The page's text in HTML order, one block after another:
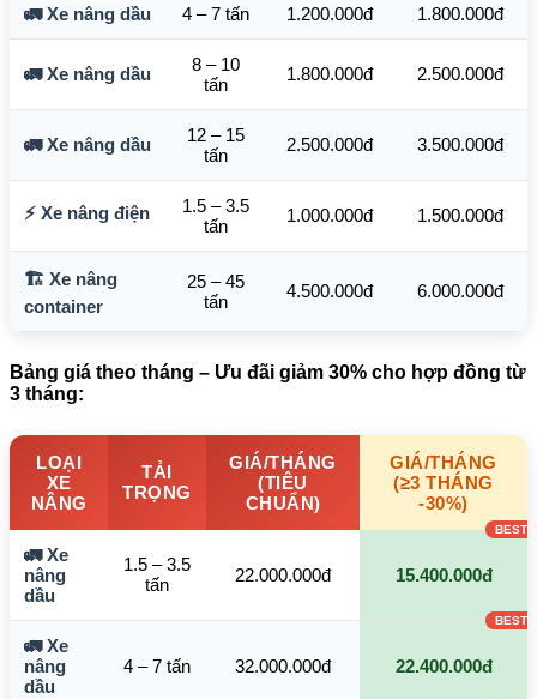
🚛 Xe nâng dầu 4 – 7 tấn 1.200.000đ 1.800.000đ
🚛 Xe nâng dầu
8 – 10
tấn
1.800.000đ 2.500.000đ
🚛 Xe nâng dầu
12 – 15
tấn
2.500.000đ 3.500.000đ
⚡ Xe nâng điện
1.5 – 3.5
tấn
1.000.000đ 1.500.000đ
🏗️ Xe nâng
container
25 – 45
tấn
4.500.000đ 6.000.000đ
Bảng giá theo tháng – Ưu đãi giảm 30% cho hợp đồng từ
3 tháng:
LOẠI
XE
NÂNG
TẢI
TRỌNG
GIÁ/THÁNG
(TIÊU
CHUẨN)
GIÁ/THÁNG
(≥3 THÁNG
-30%)
🚛 Xe
nâng
dầu
1.5 – 3.5
tấn
22.000.000đ 15.400.000đ
🚛 Xe
nâng
dầu
4 – 7 tấn 32.000.000đ 22.400.000đ